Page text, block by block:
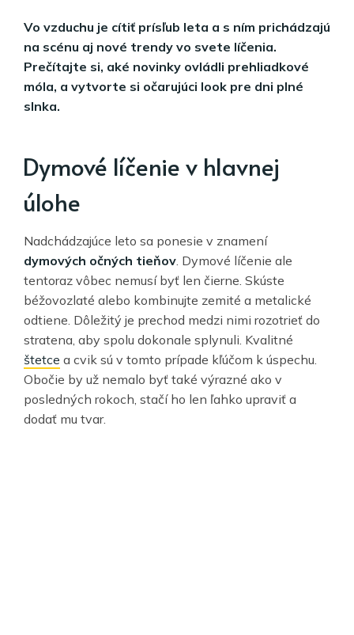
Vo vzduchu je cítiť prísľub leta a s ním prichádzajú
na scénu aj nové trendy vo svete líčenia.
Prečítajte si, aké novinky ovládli prehliadkové
móla, a vytvorte si očarujúci look pre dni plné
slnka.
Dymové líčenie v hlavnej
úlohe
Nadchádzajúce leto sa ponesie v znamení
dymových očných tieňov . Dymové líčenie ale
tentoraz vôbec nemusí byť len čierne. Skúste
béžovozlaté alebo kombinujte zemité a metalické
odtiene. Dôležitý je prechod medzi nimi rozotrieť do
stratena, aby spolu dokonale splynuli. Kvalitné
štetce a cvik sú v tomto prípade kľúčom k úspechu.
Obočie by už nemalo byť také výrazné ako v
posledných rokoch, stačí ho len ľahko upraviť a
dodať mu tvar.